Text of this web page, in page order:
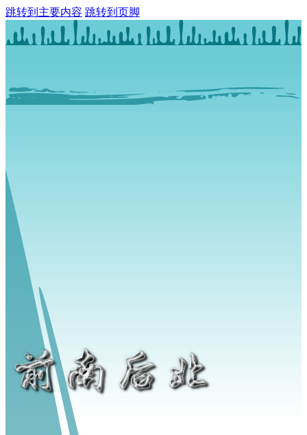
跳转到主要内容 跳转到页脚